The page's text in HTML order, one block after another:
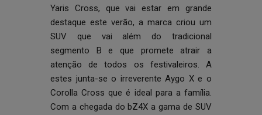
Yaris Cross, que vai estar em grande
destaque este verão, a marca criou um
SUV que vai além do tradicional
segmento B e que promete atrair a
atenção de todos os festivaleiros. A
estes junta-se o irreverente Aygo X e o
Corolla Cross que é ideal para a família.
Com a chegada do bZ4X a gama de SUV